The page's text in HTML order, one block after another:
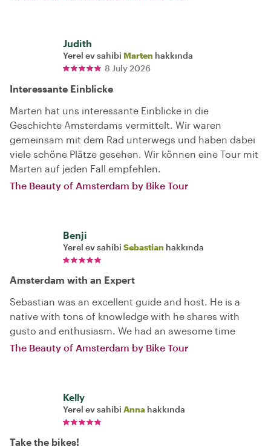
Judith
Yerel ev sahibi Marten hakkında
8 July 2026
Interessante Einblicke
Marten hat uns interessante Einblicke in die
Geschichte Amsterdams vermittelt. Wir waren
gemeinsam mit dem Rad unterwegs und haben dabei
viele schöne Plätze gesehen. Wir können eine Tour mit
Marten auf jeden Fall empfehlen.
The Beauty of Amsterdam by Bike Tour
Benji
Yerel ev sahibi Sebastian hakkında
Amsterdam with an Expert
Sebastian was an excellent guide and host. He is a
native with tons of knowledge with he shares with
gusto and enthusiasm. We had an awesome time
The Beauty of Amsterdam by Bike Tour
Kelly
Yerel ev sahibi Anna hakkında
Take the bikes!